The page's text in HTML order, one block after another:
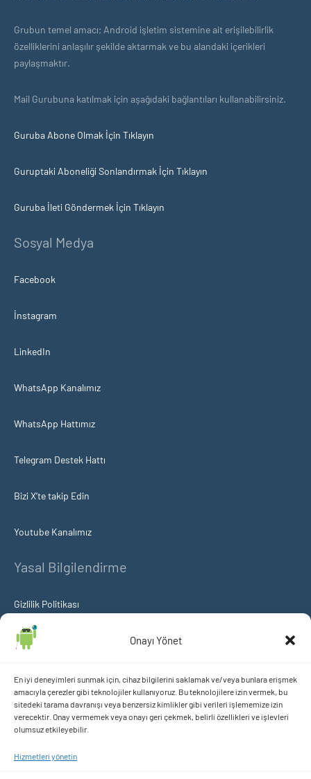
Onayı Yönet
En iyi deneyimleri sunmak için, cihaz bilgilerini saklamak ve/veya bunlara erişmek
amacıyla çerezler gibi teknolojiler kullanıyoruz. Bu teknolojilere izin vermek, bu
sitedeki tarama davranışı veya benzersiz kimlikler gibi verileri işlememize izin
verecektir. Onay vermemek veya onayı geri çekmek, belirli özellikleri ve işlevleri
olumsuz etkileyebilir.
Hizmetleri yönetin
Grubun temel amacı; Android işletim sistemine ait erişilebilirlik
özelliklerini anlaşılır şekilde aktarmak ve bu alandaki içerikleri
paylaşmaktır.
Mail Gurubuna katılmak için aşağıdaki bağlantıları kullanabilirsiniz.
Guruba Abone Olmak İçin Tıklayın
Guruptaki Aboneliği Sonlandırmak İçin Tıklayın
Guruba İleti Göndermek İçin Tıklayın
Sosyal Medya
Facebook
İnstagram
LinkedIn
WhatsApp Kanalımız
WhatsApp Hattımız
Telegram Destek Hattı
Bizi X’te takip Edin
Youtube Kanalımız
Yasal Bilgilendirme
Gizlilik Politikası
Çerez Politikası
KVKK Aydınlatma ve Açık Rıza Metni
içeriklerimizi takip etmek istermisiniz?